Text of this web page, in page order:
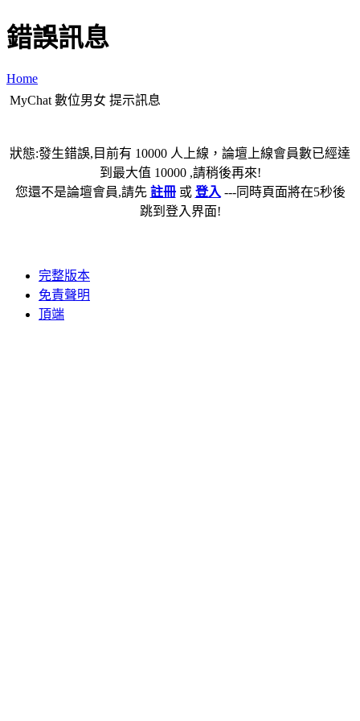
錯誤訊息
Home
MyChat 數位男女 提示訊息
狀態:發生錯誤,目前有 10000 人上線，論壇上線會員數已經達
到最大值 10000 ,請稍後再來!
您還不是論壇會員,請先 註冊或 登入 ---同時頁面將在5秒後
跳到登入界面!
完整版本
免責聲明
頂端